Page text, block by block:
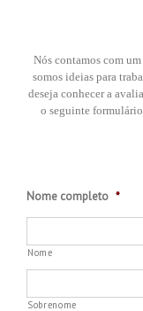
Nós contamos com
somos ideias para
deseja conhecer a
o seguinte formulário
Nome completo *
Nome
Sobrenome